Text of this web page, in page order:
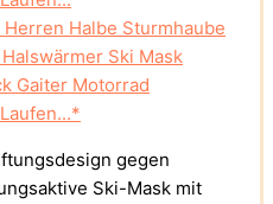
Halbe Sturmhaube
Ski Mask
Gaiter Motorrad
gegen
Ski-Mask mit